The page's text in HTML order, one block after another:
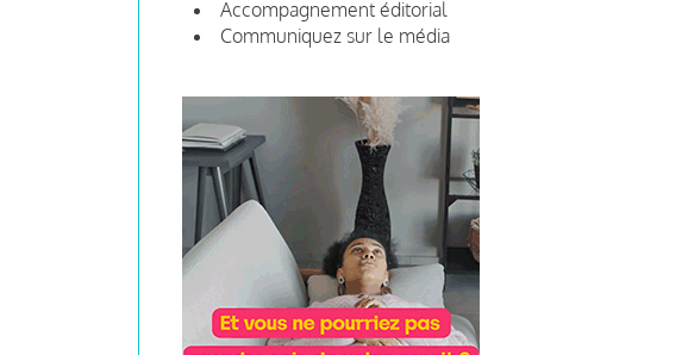
Accompagnement éditorial
Communiquez sur le média